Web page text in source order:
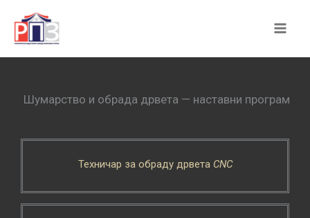
content
Шумарство и обрада дрвета — наставни програм
Техничар за обраду дрвета CNC